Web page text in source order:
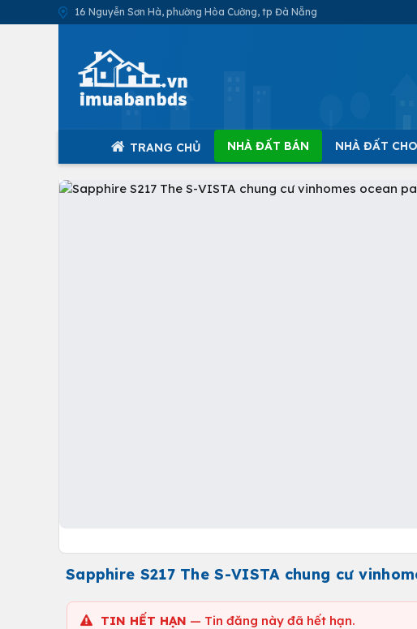
16 Nguyễn Sơn Hà, phường Hòa Cường, tp Đà Nẵng
TRANG CHỦ NHÀ ĐẤT BÁN NHÀ ĐẤT
Sapphire S217 The S-VISTA chung cư
TIN HẾT HẠN — Tin đăng này đã hết hạn.